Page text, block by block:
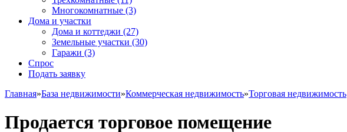
Многокомнатные (3)
Дома и участки
Дома и коттеджи (27)
Земельные участки (30)
Гаражи (3)
Спрос
Подать заявку
Главная»База недвижимости»Коммерческая недвижимость»Торговая недвижимость
Продается торговое помещение